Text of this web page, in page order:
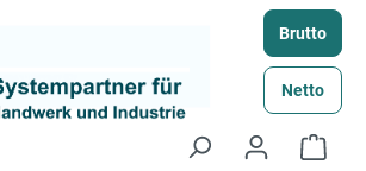
Brutto
Netto